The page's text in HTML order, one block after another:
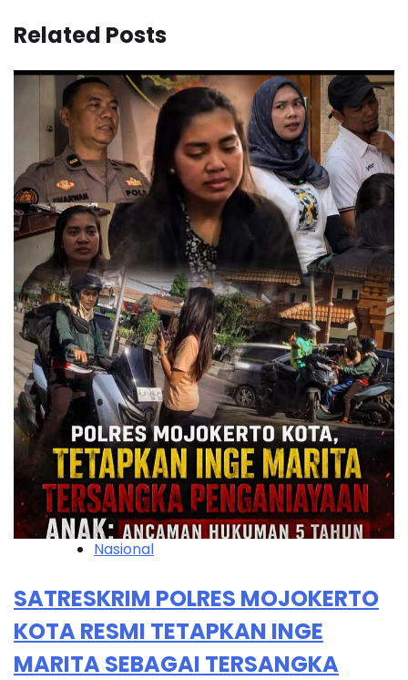
Related Posts
Nasional
SATRESKRIM POLRES MOJOKERTO
KOTA RESMI TETAPKAN INGE
MARITA SEBAGAI TERSANGKA